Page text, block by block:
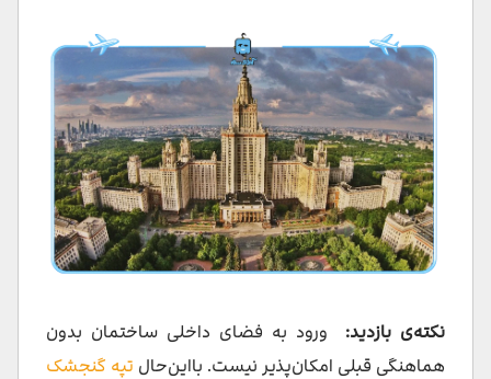
نکته‌ی بازدید: ورود به فضای داخلی ساختمان بدون
هماهنگی قبلی امکان‌پذیر نیست. بااین‌حال تپه گنجشک